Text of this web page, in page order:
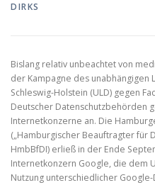
DIRKS
Bislang relativ unbeachtet von
der Kampagne des unabhängigen
Schleswig-Holstein (ULD) gegen
Deutscher Datenschutzbehörden
Internetkonzerne an. Die
(„Hamburgischer Beauftragter für
HmbBfDI) erließ in der Ende
Internetkonzern Google, die dem
Nutzung unterschiedlicher